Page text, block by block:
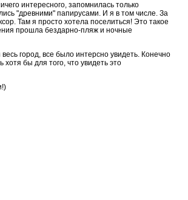
интересного, запомнилась только
"древними" папирусами. И я в том числе. За
Там я просто хотела поселиться! Это такое
прошла бездарно-пляж и ночные
город, все было интерсно увидеть. Конечно
бы для того, что увидеть это